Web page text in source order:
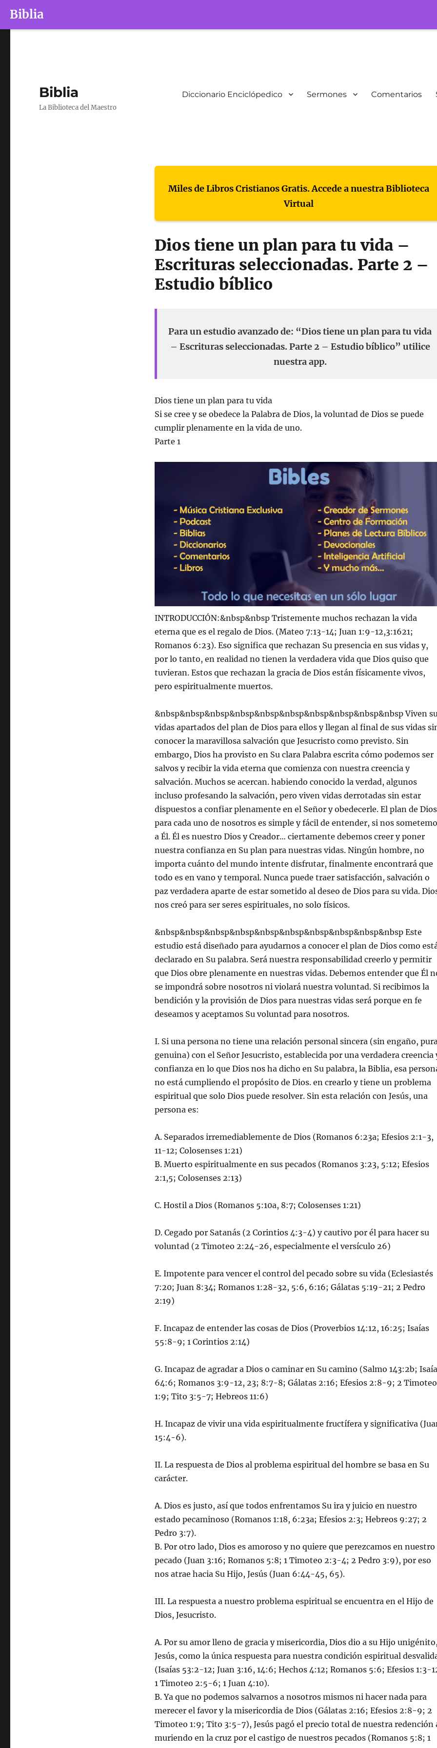
Biblia
Biblia
La Biblioteca del Maestro
Diccionario Enciclópedico Sermones Comentarios
Miles de Libros Cristianos Gratis. Accede a nuestra Biblioteca
Virtual
Dios tiene un plan para tu vida –
Escrituras seleccionadas. Parte 2 –
Estudio bíblico
Para un estudio avanzado de: “Dios tiene un plan para tu vida
– Escrituras seleccionadas. Parte 2 – Estudio bíblico” utilice
nuestra app.
Dios tiene un plan para tu vida
Si se cree y se obedece la Palabra de Dios, la voluntad de Dios se puede
cumplir plenamente en la vida de uno.
Parte 1
INTRODUCCIÓN:&nbsp&nbsp Tristemente muchos rechazan la vida
eterna que es el regalo de Dios. (Mateo 7:13-14; Juan 1:9-12,3:1621;
Romanos 6:23). Eso significa que rechazan Su presencia en sus vidas y,
por lo tanto, en realidad no tienen la verdadera vida que Dios quiso que
tuvieran. Estos que rechazan la gracia de Dios están físicamente vivos,
pero espiritualmente muertos.
&nbsp&nbsp&nbsp&nbsp&nbsp&nbsp&nbsp&nbsp&nbsp&nbsp Viven
vidas apartados del plan de Dios para ellos y llegan al final de sus vidas
conocer la maravillosa salvación que Jesucristo como previsto. Sin
embargo, Dios ha provisto en Su clara Palabra escrita cómo podemos ser
salvos y recibir la vida eterna que comienza con nuestra creencia y
salvación. Muchos se acercan. habiendo conocido la verdad, algunos
incluso profesando la salvación, pero viven vidas derrotadas sin estar
dispuestos a confiar plenamente en el Señor y obedecerle. El plan de Dios
para cada uno de nosotros es simple y fácil de entender, si nos
a Él. Él es nuestro Dios y Creador… ciertamente debemos creer y poner
nuestra confianza en Su plan para nuestras vidas. Ningún hombre, no
importa cuánto del mundo intente disfrutar, finalmente encontrará que
todo es en vano y temporal. Nunca puede traer satisfacción, salvación o
paz verdadera aparte de estar sometido al deseo de Dios para su vida.
nos creó para ser seres espirituales, no solo físicos.
&nbsp&nbsp&nbsp&nbsp&nbsp&nbsp&nbsp&nbsp&nbsp&nbsp Este
estudio está diseñado para ayudarnos a conocer el plan de Dios como
declarado en Su palabra. Será nuestra responsabilidad creerlo y permitir
que Dios obre plenamente en nuestras vidas. Debemos entender que Él
se impondrá sobre nosotros ni violará nuestra voluntad. Si recibimos la
bendición y la provisión de Dios para nuestras vidas será porque en fe
deseamos y aceptamos Su voluntad para nosotros.
I. Si una persona no tiene una relación personal sincera (sin engaño,
genuina) con el Señor Jesucristo, establecida por una verdadera creencia
confianza en lo que Dios nos ha dicho en Su palabra, la Biblia, esa
no está cumpliendo el propósito de Dios. en crearlo y tiene un problema
espiritual que solo Dios puede resolver. Sin esta relación con Jesús, una
persona es:
A. Separados irremediablemente de Dios (Romanos 6:23a; Efesios 2:1-3,
11-12; Colosenses 1:21)
B. Muerto espiritualmente en sus pecados (Romanos 3:23, 5:12; Efesios
2:1,5; Colosenses 2:13)
C. Hostil a Dios (Romanos 5:10a, 8:7; Colosenses 1:21)
D. Cegado por Satanás (2 Corintios 4:3-4) y cautivo por él para hacer su
voluntad (2 Timoteo 2:24-26, especialmente el versículo 26)
E. Impotente para vencer el control del pecado sobre su vida (Eclesiastés
7:20; Juan 8:34; Romanos 1:28-32, 5:6, 6:16; Gálatas 5:19-21; 2 Pedro
2:19)
F. Incapaz de entender las cosas de Dios (Proverbios 14:12, 16:25; Isaías
55:8-9; 1 Corintios 2:14)
G. Incapaz de agradar a Dios o caminar en Su camino (Salmo 143:2b;
64:6; Romanos 3:9-12, 23; 8:7-8; Gálatas 2:16; Efesios 2:8-9; 2 Timoteo
1:9; Tito 3:5-7; Hebreos 11:6)
H. Incapaz de vivir una vida espiritualmente fructífera y significativa
15:4-6).
II. La respuesta de Dios al problema espiritual del hombre se basa en Su
carácter.
A. Dios es justo, así que todos enfrentamos Su ira y juicio en nuestro
estado pecaminoso (Romanos 1:18, 6:23a; Efesios 2:3; Hebreos 9:27; 2
Pedro 3:7).
B. Por otro lado, Dios es amoroso y no quiere que perezcamos en nuestro
pecado (Juan 3:16; Romanos 5:8; 1 Timoteo 2:3-4; 2 Pedro 3:9), por eso
nos atrae hacia Su Hijo, Jesús (Juan 6:44-45, 65).
III. La respuesta a nuestro problema espiritual se encuentra en el Hijo de
Dios, Jesucristo.
A. Por su amor lleno de gracia y misericordia, Dios dio a su Hijo unigénito,
Jesús, como la única respuesta para nuestra condición espiritual
(Isaías 53:2-12; Juan 3:16, 14:6; Hechos 4:12; Romanos 5:6; Efesios 1:3-
1 Timoteo 2:5-6; 1 Juan 4:10).
B. Ya que no podemos salvarnos a nosotros mismos ni hacer nada para
merecer el favor y la misericordia de Dios (Gálatas 2:16; Efesios 2:8-9; 2
Timoteo 1:9; Tito 3:5-7), Jesús pagó el precio total de nuestra redención
muriendo en la cruz por el castigo de nuestros pecados (Romanos 5:8; 1